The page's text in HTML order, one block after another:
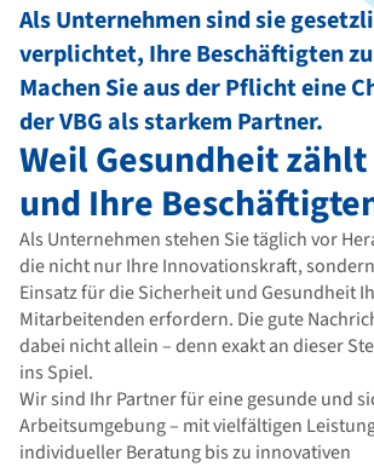
Als Unternehmen sind sie
verplichtet, Ihre Beschäftigten
Machen Sie aus der Pflicht eine
der VBG als starkem Partner.
Weil Gesundheit zählt
und Ihre
Als Unternehmen stehen Sie täglich vor
die nicht nur Ihre Innovationskraft,
Einsatz für die Sicherheit und Gesundheit
Mitarbeitenden erfordern. Die gute
dabei nicht allein – denn exakt an dieser
ins Spiel.
Wir sind Ihr Partner für eine gesunde und
Arbeitsumgebung – mit vielfältigen
individueller Beratung bis zu innovativen